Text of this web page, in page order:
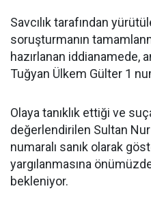
Savcılık tarafından
soruşturmanın
hazırlanan iddianamede,
Tuğyan Ülkem Gülter 1
Olaya tanıklık ettiği ve
değerlendirilen Sultan
numaralı sanık olarak
yargılanmasına
bekleniyor.